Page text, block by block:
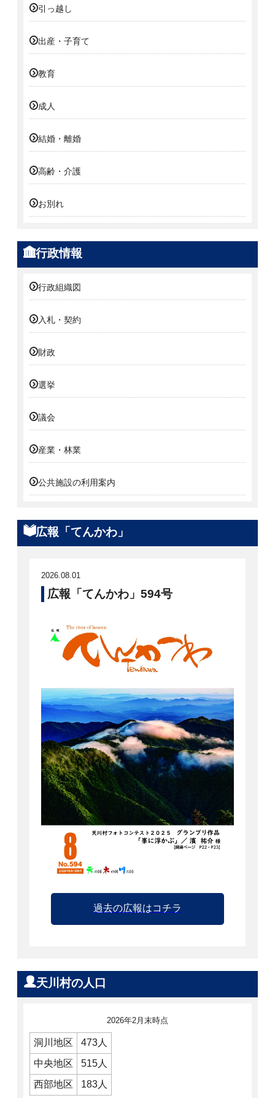
引っ越し
出産・子育て
教育
成人
結婚・離婚
高齢・介護
お別れ
行政情報
行政組織図
入札・契約
財政
選挙
議会
産業・林業
公共施設の利用案内
広報「てんかわ」
2026.08.01
広報「てんかわ」594号
過去の広報はコチラ
天川村の人口
2026年2月末時点
洞川地区
473人
中央地区
515人
西部地区
183人